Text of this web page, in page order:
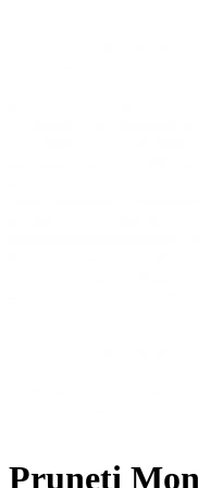
Pruneti